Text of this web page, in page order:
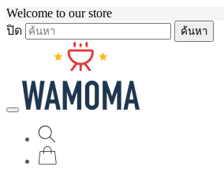
Welcome to our store
ปิด
ค้นหา